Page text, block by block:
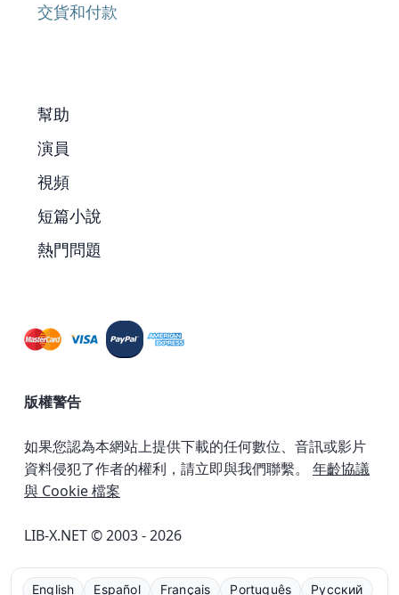
交貨和付款
幫助
演員
視頻
短篇小說
熱門問題
版權警告
如果您認為本網站上提供下載的任何數位、音訊或影片
資料侵犯了作者的權利，請立即與我們聯繫。 年齡協議
與 Cookie 檔案
LIB-X.NET © 2003 - 2026
English Español Français Português Русский